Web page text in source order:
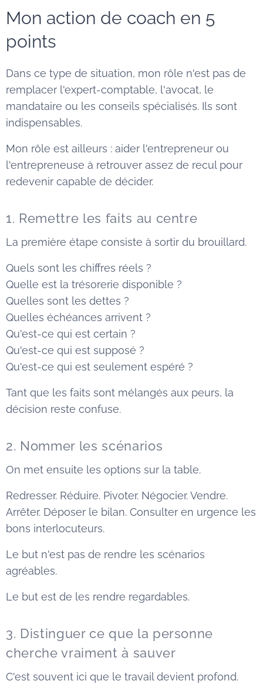
Mon action de coach en 5
points
Dans ce type de situation, mon rôle n'est pas de
remplacer l'expert-comptable, l'avocat, le
mandataire ou les conseils spécialisés. Ils sont
indispensables.
Mon rôle est ailleurs : aider l'entrepreneur ou
l'entrepreneuse à retrouver assez de recul pour
redevenir capable de décider.
1. Remettre les faits au centre
La première étape consiste à sortir du brouillard.
Quels sont les chiffres réels ?
Quelle est la trésorerie disponible ?
Quelles sont les dettes ?
Quelles échéances arrivent ?
Qu'est-ce qui est certain ?
Qu'est-ce qui est supposé ?
Qu'est-ce qui est seulement espéré ?
Tant que les faits sont mélangés aux peurs, la
décision reste confuse.
2. Nommer les scénarios
On met ensuite les options sur la table.
Redresser. Réduire. Pivoter. Négocier. Vendre.
Arrêter. Déposer le bilan. Consulter en urgence les
bons interlocuteurs.
Le but n'est pas de rendre les scénarios
agréables.
Le but est de les rendre regardables.
3. Distinguer ce que la personne
cherche vraiment à sauver
C'est souvent ici que le travail devient profond.